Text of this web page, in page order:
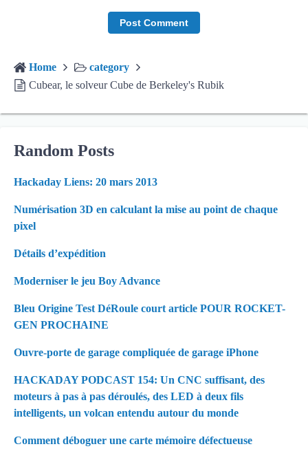
Home
category
Cubear, le solveur Cube de Berkeley's Rubik
Random Posts
Hackaday Liens: 20 mars 2013
Numérisation 3D en calculant la mise au point de chaque
pixel
Détails d’expédition
Moderniser le jeu Boy Advance
Bleu Origine Test DéRoule court article POUR ROCKET-
GEN PROCHAINE
Ouvre-porte de garage compliquée de garage iPhone
HACKADAY PODCAST 154: Un CNC suffisant, des
moteurs à pas à pas déroulés, des LED à deux fils
intelligents, un volcan entendu autour du monde
Comment déboguer une carte mémoire défectueuse